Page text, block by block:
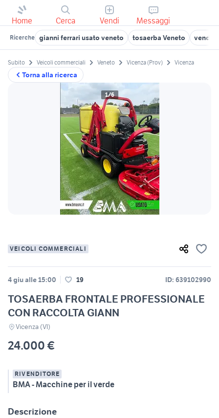
Home Cerca Vendi Messaggi
Ricerche gianni ferrari usato veneto tosaerba Veneto
Torna alla ricerca
Subito Veicoli commerciali Veneto Vicenza (Prov) Vicenza
1/6
VEICOLI COMMERCIALI
4 giu alle 15:00 19 ID: 639102990
TOSAERBA FRONTALE PROFESSIONALE
CON RACCOLTA GIANN
Vicenza (VI)
24.000 €
RIVENDITORE
BMA - Macchine per il verde
Descrizione